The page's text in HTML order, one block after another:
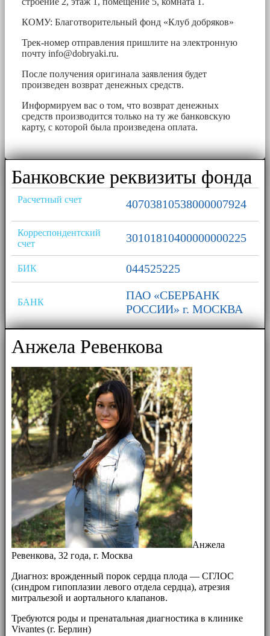
КОМУ: Благотворительный фонд «Клуб добряков»
Трек-номер отправления пришлите на электронную
почту info@dobryaki.ru.
После получения оригинала заявления будет
произведен возврат денежных средств.
Информируем вас о том, что возврат денежных
средств производится только на ту же банковскую
карту, с которой была произведена оплата.
Банковские реквизиты фонда
Расчетный счет 40703810538000007924
Корреспондентский
счет
30101810400000000225
БИК 044525225
БАНК
ПАО «СБЕРБАНК
РОССИИ» г. МОСКВА
Анжела Ревенкова
Анжела
Ревенкова, 32 года, г. Москва
Диагноз: врожденный порок сердца плода — СГЛОС
(синдром гипоплазии левого отдела сердца), атрезия
митральезой и аортального клапанов.
Требуются роды и пренатальная диагностика в клинике
Vivantes (г. Берлин)